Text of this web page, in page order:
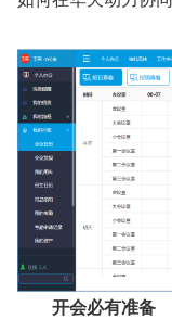
开会必有准备